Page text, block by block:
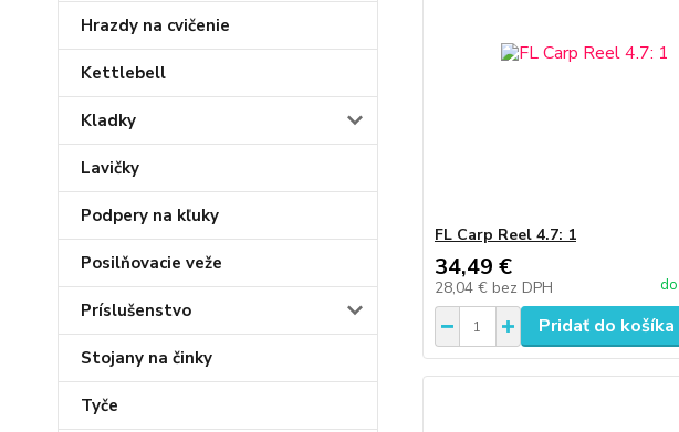
Hrazdy na cvičenie
Kettlebell
Kladky
Lavičky
Podpery na kľuky
Posilňovacie veže
Príslušenstvo
Stojany na činky
Tyče
FL Carp Reel 4.7: 1
34,49 €
28,04 € bez DPH
Pridať do košíka